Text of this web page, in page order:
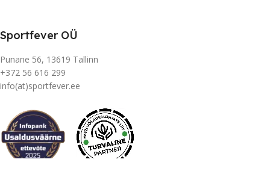
Sportfever OÜ
Punane 56, 13619 Tallinn
+372 56 616 299
info(at)sportfever.ee